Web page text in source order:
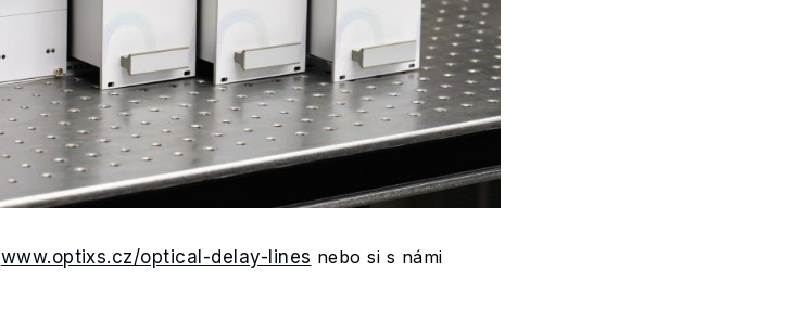
www.optixs.cz/optical-delay-lines nebo si s námi